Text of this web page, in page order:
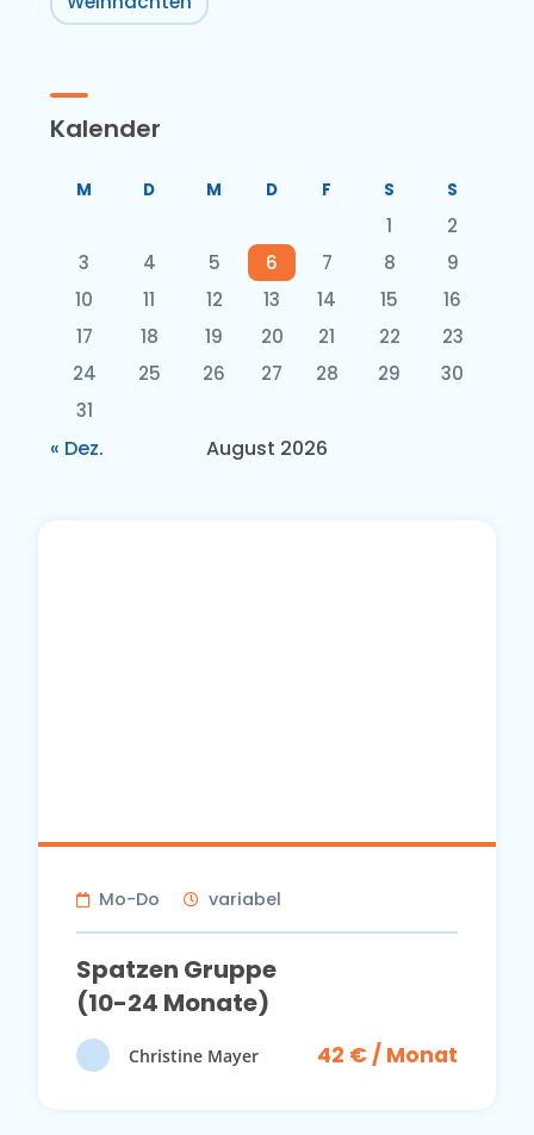
Kalender
August 2026
M D M D F S S
1
2
3
4 5 6 7 8
9
10
11 12 13 14 15
16
17
18 19 20 21 22
23
24
25 26 27 28 29
30
31
« Dez.
Mo-Do variabel
Spatzen Gruppe
(10-24 Monate)
Christine Mayer 42 € / Monat